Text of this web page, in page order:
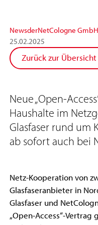
NewsderNetCologne GmbH
25.02.2025
Zurück zur Übersicht
Neue „Open-
Haushalte im
Glasfaser rund um
ab sofort auch bei
Netz-Kooperation von
Glasfaseranbieter in
Glasfaser und
„Open-Access“-